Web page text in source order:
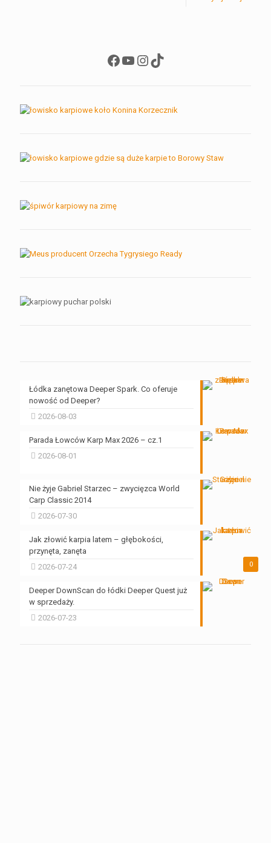
Facebook
YouTube
Instagram
TikTok
Łódka zanętowa Deeper Spark. Co oferuje
nowość od Deeper?
2026-08-03
Parada Łowców Karp Max 2026 – cz.1
2026-08-01
Nie żyje Gabriel Starzec – zwycięzca World
Carp Classic 2014
2026-07-30
0
Jak złowić karpia latem – głębokości,
przynęta, zanęta
2026-07-24
Deeper DownScan do łódki Deeper Quest już
w sprzedaży.
2026-07-23